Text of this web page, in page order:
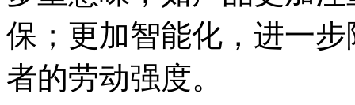
保；更加智能化，进一
者的劳动强度。